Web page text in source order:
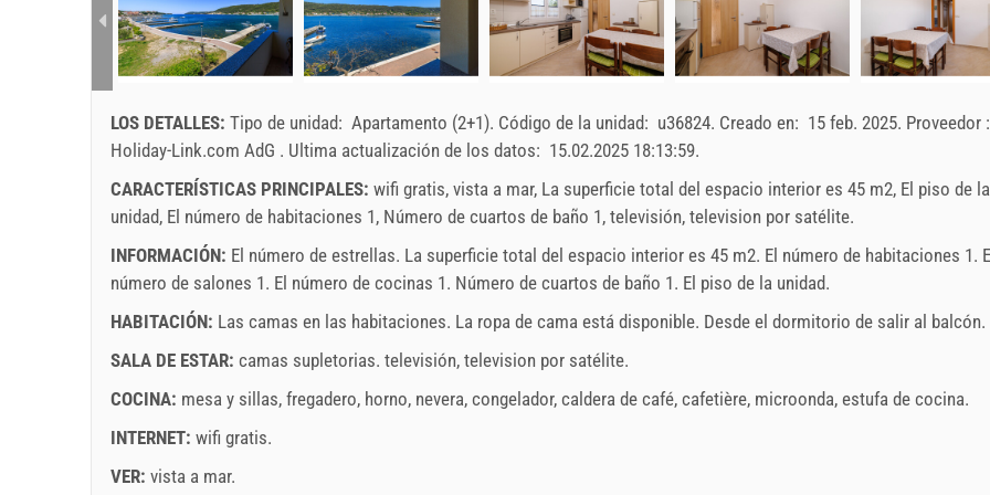
consulta
1 - 2
92.86 EUR 82.86 EUR
78.57 EUR
min. noches
7 7
7
El precio vale para un numero determinado di personas
Las ofertas:
Holiday-Link paga: 4 oct. 2025 - 31 dic. 2026 / - 10 %
Obligatorio:
La registracion (01.07. - 31.08): 10 EUR (once - para_person), Limpieza final: 20 EUR (once - para_unit), La
L M X J V S D
1
2
10
11 12 13 14 15
16
17
18 19 20 21 22
23
24
25 26 27 28 29
30
31
M X J V S D
2 3 4 5
6
14
15 16 17 18 19
20
21
22 23 24 25 26
27
28
29 30
L S
1 2 3
4
12
13 14 15 16 17
18
26
27 28 29 30 31
noviembre 2026
L M X J V S D
1
2
3 4
9
10
diciembre 2026
L M X J V
1 2 3 4 5
6
enero 2027
1 2
3
LOS DETALLES: Tipo de unidad: Apartamento (2+1). Código de la unidad: u36824. Creado en: 15 feb. 2025. Proveedor
Holiday-Link.com AdG . Ultima actualización de los datos: 15.02.2025 18:13:59.
CARACTERÍSTICAS PRINCIPALES: wifi gratis, vista a mar, La superficie total del espacio interior es 45 m2, El piso de la
unidad, El número de habitaciones 1, Número de cuartos de baño 1, televisión, television por satélite.
INFORMACIÓN: El número de estrellas. La superficie total del espacio interior es 45 m2. El número de habitaciones 1.
número de salones 1. El número de cocinas 1. Número de cuartos de baño 1. El piso de la unidad.
HABITACIÓN: Las camas en las habitaciones. La ropa de cama está disponible. Desde el dormitorio de salir al balcón.
SALA DE ESTAR: camas supletorias. televisión, television por satélite.
COCINA: mesa y sillas, fregadero, horno, nevera, congelador, caldera de café, cafetière, microonda, estufa de cocina.
INTERNET: wifi gratis.
VER: vista a mar.